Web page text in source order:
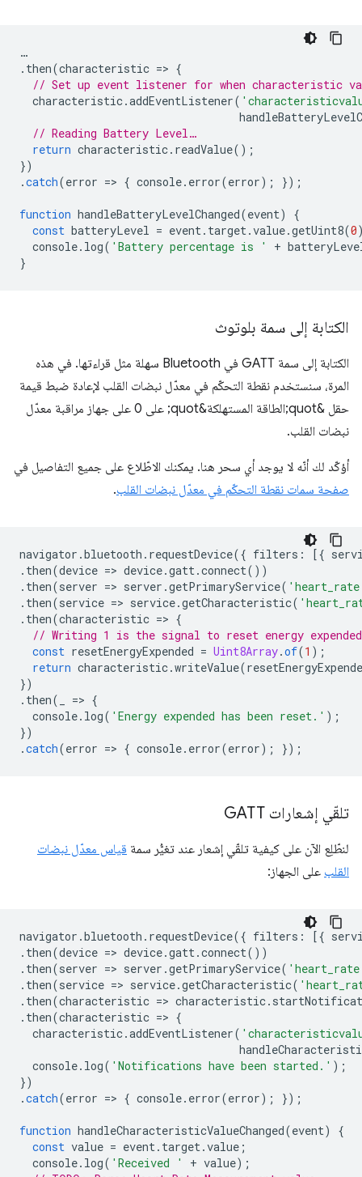
…
. then(characteristic => {
// Set up event listener for when characteristic
characteristic.addEventListener(
// Reading Battery Level…
return characteristic. readValue();
})
.catch(error => { console. error(error); });
function handleBatteryLevelChanged(event)
{
const batteryLevel = event. target.value.getUint8(0
console. log( 'Battery percentage is ' +
}
الكتابة إلى سمة بلوتوث
الكتابة إلى سمة GATT في Bluetooth سهلة مثل قراءتها. في هذه
المرة، سنستخدم نقطة التحكّم في معدّل نبضات القلب لإعادة ضبط قيمة
حقل &quot;الطاقة المستهلكة&quot; على 0 على جهاز مراقبة معدّل
نبضات القلب.
أؤكّد لك أنّه لا يوجد أي سحر هنا. يمكنك الاطّلاع على جميع التفاصيل في
صفحة سمات نقطة التحكّم في معدّل نبضات القلب.
navigator .bluetooth . requestDevice({ filters : [{
. then(device => device.gatt.connect())
. then(server => server .getPrimaryService(
. then(service => service.getCharacteristic(
. then(characteristic => {
// Writing 1 is the signal to reset energy
const resetEnergyExpended = Uint8Array.of(1 );
return characteristic.writeValue(
})
. then( => {
console. log( 'Energy expended has been reset.' );
})
.catch(error => { console. error(error); });
تلقّي إشعارات GATT
لنطّلِع الآن على كيفية تلقّي إشعار عند تغيُّر سمة قياس معدّل نبضات
القلب على الجهاز:
navigator .bluetooth . requestDevice({ filters : [{
. then(device => device.gatt.connect())
. then(server => server .getPrimaryService(
. then(service => service.getCharacteristic(
. then(characteristic => characteristic.
. then(characteristic => {
characteristic.addEventListener(
console. log( 'Notifications have been started.' );
})
.catch(error => { console. error(error); });
function handleCharacteristicValueChanged(event)
{
const value = event. target.value ;
console. log( 'Received ' + value);